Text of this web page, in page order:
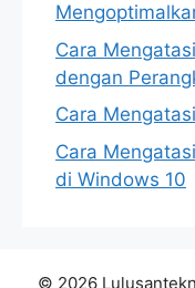
Cara
dengan
Cara
Cara
di Windows 10
© 2026